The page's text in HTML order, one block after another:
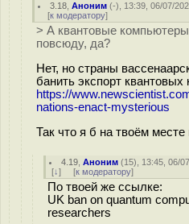
3.18 ,Аноним (-), 13:39, 06/07/
[к модератору]
> А квантовые
повсюду, да?
Нет, но страны
банить экспорт квантовых
https://
nations-enact-mysterious
Так что я б на твоём
4.19 ,Аноним (15), 13:45, 06/
[↓] [к модератору]
По твоей же ссылке:
UK ban on quantum
researchers